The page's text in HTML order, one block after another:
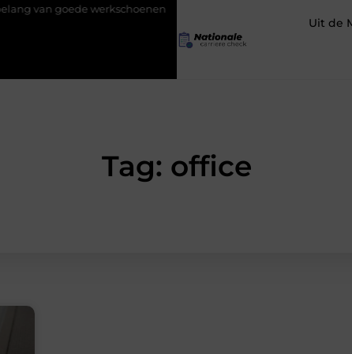
goede werkschoenen Social media uitbesteden: voordelen
Uit de
Tag: office